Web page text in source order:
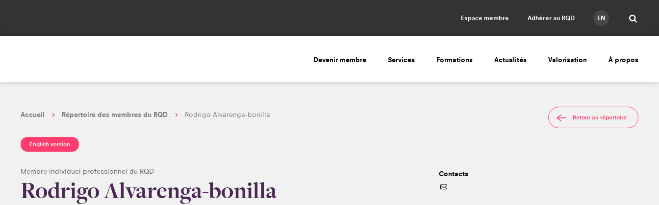
EN
Adhérer au RQD
Espace membre
Devenir membre Services Formations Actualités Valorisation À propos
Accueil Répertoire des membres du RQD Rodrigo Alvarenga-bonilla
English version
Membre individuel professionnel du RQD
Rodrigo Alvarenga-bonilla
Retour au répertoire
Contacts